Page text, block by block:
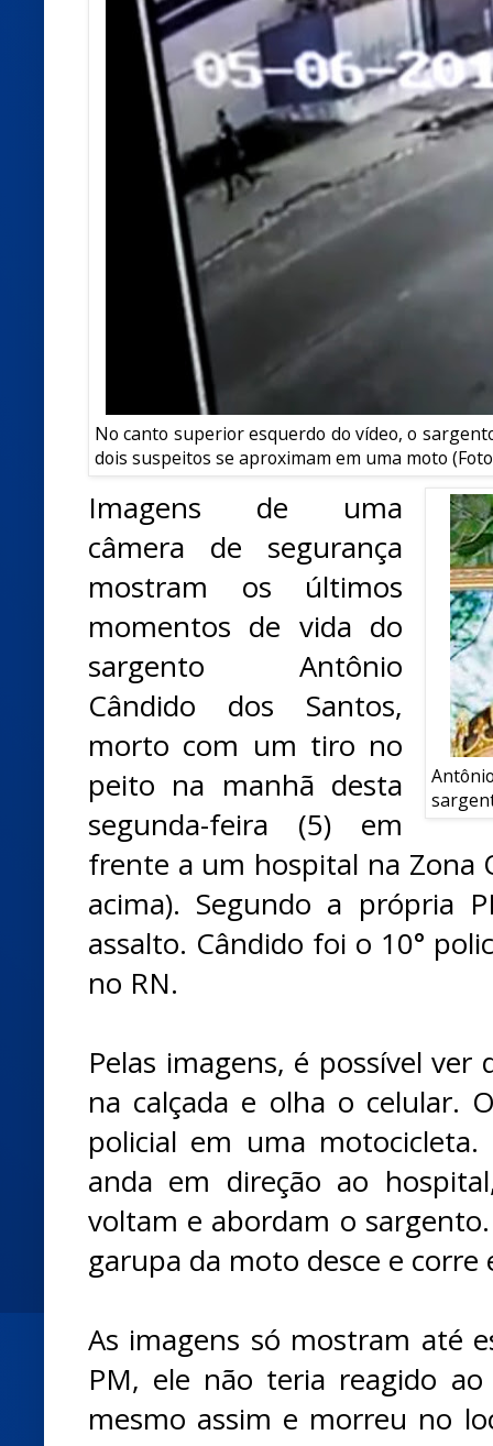
No canto superior esquerdo do vídeo, o
dois suspeitos se aproximam em uma moto
Imagens de uma
câmera de segurança
mostram os últimos
momentos de vida do
sargento Antônio
Cândido dos Santos,
morto com um tiro no
peito na manhã desta
segunda-feira (5) em
frente a um hospital na Zona
acima). Segundo a própria
assalto. Cândido foi o 10°
no RN.
Pelas imagens, é possível
na calçada e olha o celular.
policial em uma
anda em direção ao
voltam e abordam o
garupa da moto desce e corre
As imagens só mostram até
PM, ele não teria reagido
mesmo assim e morreu no